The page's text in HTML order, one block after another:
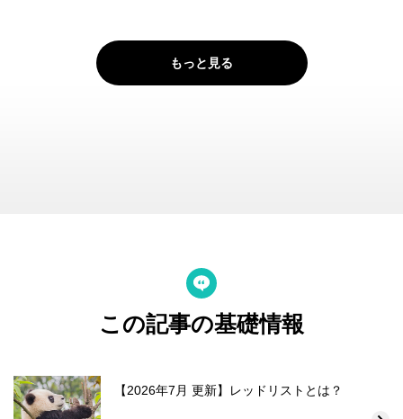
もっと見る
この記事の基礎情報
【2026年7月 更新】レッドリストとは？